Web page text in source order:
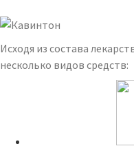
Исходя из состава
несколько видов средств: